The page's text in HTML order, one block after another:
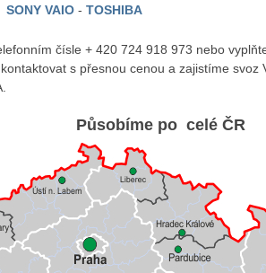
SONY VAIO - TOSHIBA
čísle + 420 724 918 973 nebo
s přesnou cenou a zajistíme svoz
Působíme po celé ČR